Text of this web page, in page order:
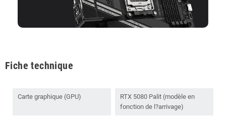
Fiche technique
Carte graphique (GPU)
RTX 5080 Palit (modèle en
fonction de l?arrivage)